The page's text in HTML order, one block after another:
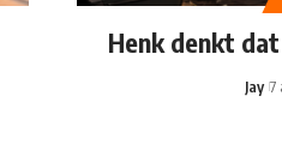
Henk denkt
Jay 7